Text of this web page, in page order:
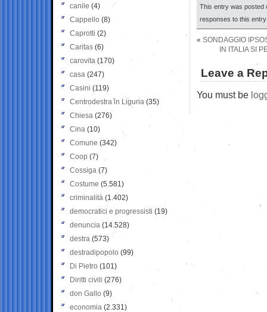
This entry was posted
responses to this
« SONDAGGIO
IN ITALIA SI
Leave a
You must be
canile (4)
Cappello (8)
Caprotti (2)
Caritas (6)
carovita (170)
casa (247)
Casini (119)
Centrodestra in Liguria (35)
Chiesa (276)
Cina (10)
Comune (342)
Coop (7)
Cossiga (7)
Costume (5.581)
criminalità (1.402)
democratici e progressisti (19)
denuncia (14.528)
destra (573)
destradipopolo (99)
Di Pietro (101)
Diritti civili (276)
don Gallo (9)
economia (2.331)